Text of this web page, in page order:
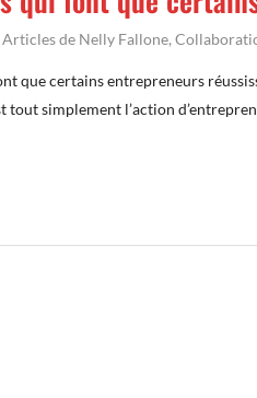
Articles de Nelly Fallone,
que certains entrepreneurs
tout simplement l’action